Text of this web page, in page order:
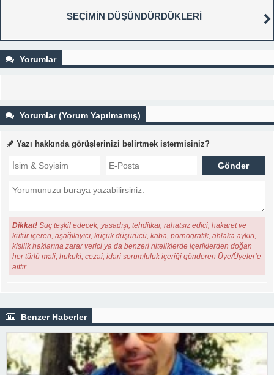
SEÇİMİN DÜŞÜNDÜRDÜKLERİ
Yorumlar
Yorumlar (Yorum Yapılmamış)
Yazı hakkında görüşlerinizi belirtmek istermisiniz?
Dikkat! Suç teşkil edecek, yasadışı, tehditkar, rahatsız edici, hakaret ve
küfür içeren, aşağılayıcı, küçük düşürücü, kaba, pornografik, ahlaka aykırı,
kişilik haklarına zarar verici ya da benzeri niteliklerde içeriklerden doğan
her türlü mali, hukuki, cezai, idari sorumluluk içeriği gönderen Üye/Üyeler’e
aittir.
Benzer Haberler